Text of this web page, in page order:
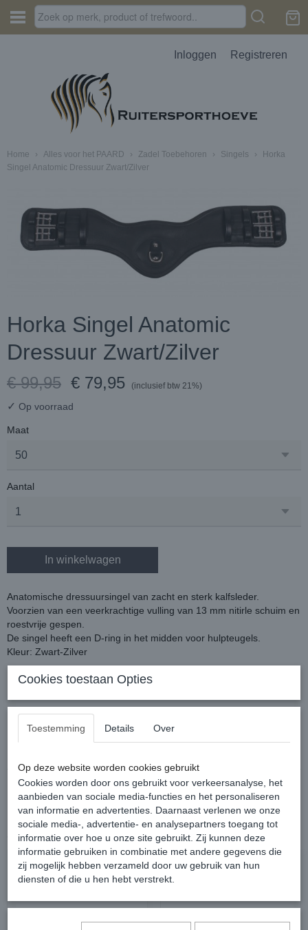
Inloggen Registreren
Home › Alles voor het PAARD › Zadel Toebehoren › Singels ›
Horka
Singel Anatomic Dressuur Zwart/Zilver
Horka Singel Anatomic
Dressuur Zwart/Zilver
€ 99,95 € 79,95 (inclusief btw 21%)
✓ Op voorraad
Maat
Aantal
In winkelwagen
Anatomische dressuursingel van zacht en sterk kalfsleder.
Voorzien van een veerkrachtige vulling van 13 mm nitirle schuim en
roestvrije gespen.
De singel heeft een D-ring in het midden voor hulpteugels.
Kleur: Zwart-Zilver
Ook interessant
Cookies toestaan Opties
Toestemming Details Over
Op deze website worden cookies gebruikt
Cookies worden door ons gebruikt voor verkeersanalyse, het
aanbieden van sociale media-functies en het personaliseren
van informatie en advertenties. Daarnaast verlenen we onze
sociale media-, advertentie- en analysepartners toegang tot
informatie over hoe u onze site gebruikt. Zij kunnen deze
informatie gebruiken in combinatie met andere gegevens die
zij mogelijk hebben verzameld door uw gebruik van hun
diensten of die u hen hebt verstrekt.